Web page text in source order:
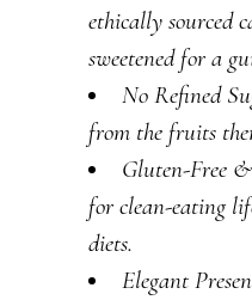
ethically sourced
sweetened for a
No Refined
from the fruits
Gluten-Free
for clean-eating
diets.
Elegant